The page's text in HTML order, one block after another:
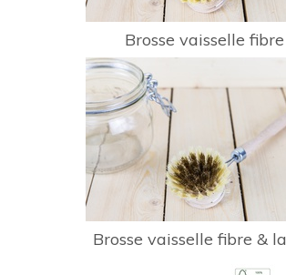
Brosse vaisselle fibre
Brosse vaisselle fibre &